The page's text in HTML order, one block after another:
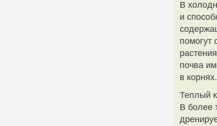
В
и
помогут
почва
в
Теплый
В более